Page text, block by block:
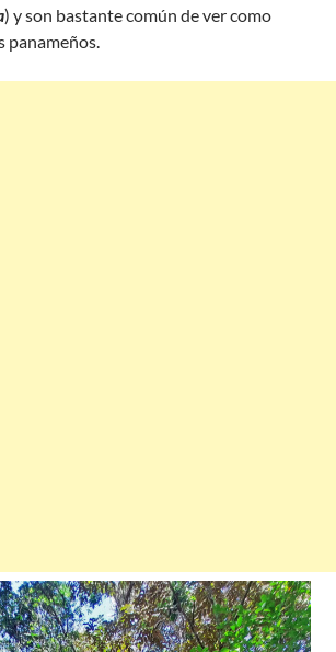
) y son bastante común de ver como
panameños.